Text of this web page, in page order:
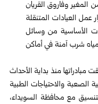
المغير وفاروق القريان
عمل العيادات المتنقلة
الأساسية من وسائل
شرب آمنة في أماكن
مبادراتها منذ بداية الأحداث
الصعبة والاحتياجات الطبية
مع محافظة السويداء،